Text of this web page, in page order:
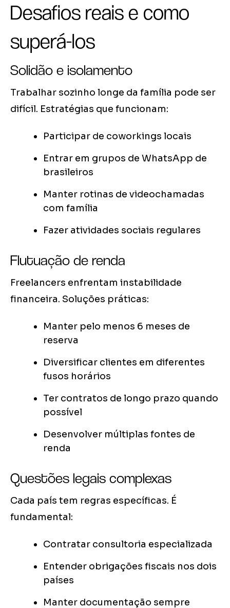
Desafios reais e como
superá-los
Solidão e isolamento
Trabalhar sozinho longe da família pode ser
difícil. Estratégias que funcionam:
Participar de coworkings locais
Entrar em grupos de WhatsApp de
brasileiros
Manter rotinas de videochamadas
com família
Fazer atividades sociais regulares
Flutuação de renda
Freelancers enfrentam instabilidade
financeira. Soluções práticas:
Manter pelo menos 6 meses de
reserva
Diversificar clientes em diferentes
fusos horários
Ter contratos de longo prazo quando
possível
Desenvolver múltiplas fontes de
renda
Questões legais complexas
Cada país tem regras específicas. É
fundamental:
Contratar consultoria especializada
Entender obrigações fiscais nos dois
países
Manter documentação sempre